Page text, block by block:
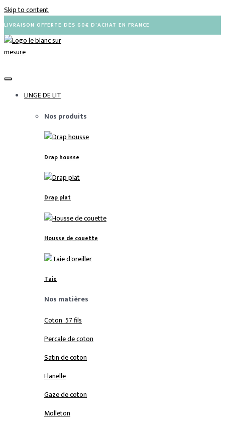
Skip to content
LIVRAISON OFFERTE DÈS 60€ D'ACHAT EN FRANCE
LINGE DE LIT
Nos produits
Drap housse
Drap plat
Housse de couette
Taie
Nos matières
Coton 57 fils
Percale de coton
Satin de coton
Flanelle
Gaze de coton
Molleton
En raison de nos congés annuels, nous sommes